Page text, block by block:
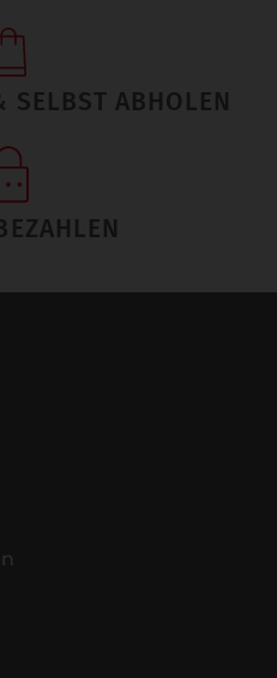
SELBST ABHOLEN